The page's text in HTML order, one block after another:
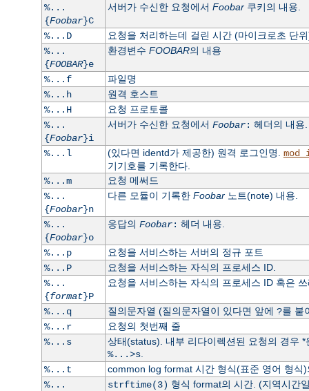
%...
{Foobar}C
서버가 수신한 요청에서 Foobar쿠키의 내용.
%...D
요청을 처리하는데 걸린 시간 (마이크로초 단
%...
{FOOBAR}e
환경변수 FOOBAR의 내용
%...f
파일명
%...h
원격 호스트
%...H
요청 프로토콜
%...
{Foobar}i
서버가 수신한 요청에서 Foobar: 헤더의 내용.
%...l (있다면 identd가 제공한) 원격 로그인명.
기기호를 기록한다.
%...m
요청 메써드
%...
{Foobar}n
다른 모듈이 기록한 Foobar노트(note) 내용.
%...
{Foobar}o
응답의 Foobar: 헤더 내용.
%...p
요청을 서비스하는 서버의 정규 포트
%...P
요청을 서비스하는 자식의 프로세스 ID.
%...
{format}P
요청을 서비스하는 자식의 프로세스 ID 혹은
%...q 질의문자열 (질의문자열이 있다면 앞에 ?를 붙
%...r
요청의 첫번째 줄
%...s
상태(status). 내부 리다이렉션된 요청의 경우
%...>s.
%...t
common log format 시간 형식(표준 영어 형식)
%...
strftime(3) 형식 format의 시간. (지역시간